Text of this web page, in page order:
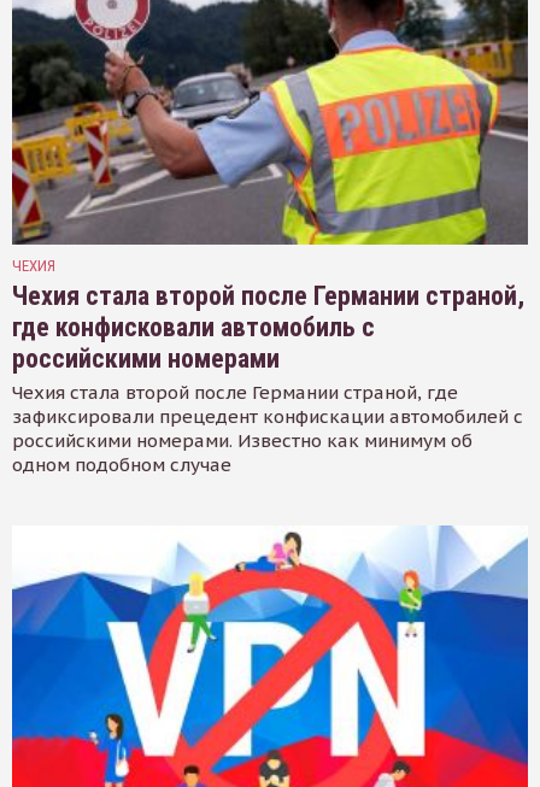
ЧЕХИЯ
Чехия стала второй после Германии страной,
где конфисковали автомобиль с
российскими номерами
Чехия стала второй после Германии страной, где
зафиксировали прецедент конфискации автомобилей с
российскими номерами. Известно как минимум об
одном подобном случае